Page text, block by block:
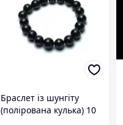
Браслет із шунгіту
(полірована кулька) 10